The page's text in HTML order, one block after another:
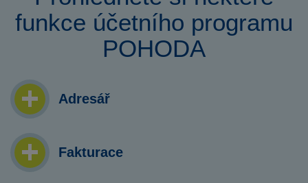
funkce účetního programu
POHODA
Adresář
Fakturace